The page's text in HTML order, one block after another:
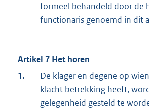
formeel behandeld door de
functionaris genoemd in dit
Artikel 7 Het horen
1.
De klager en degene op
klacht betrekking heeft,
gelegenheid gesteld te